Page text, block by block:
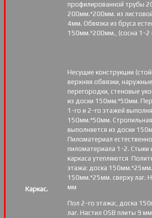
профилированной трубы
200мм.*200мм. из
4мм. Обвязка из бруса
150мм.*200мм., (сосна 1-2
Каркас.
Несущие конструкции
верхняя обвязки,
перегородки, стеновые
из доски 150мм.*50мм.
1-го и 2-го этажей
150мм.*50мм.
выполняется из доски
Пиломатериал
пиломатериала 1-2. Стыки
каркаса утепляются
этажа: доска 150мм.*25мм.
150мм.*25мм. сверху лаг.
мм
Пол 2-го этажа:, доска
лаг. Настил OSB плиты 9